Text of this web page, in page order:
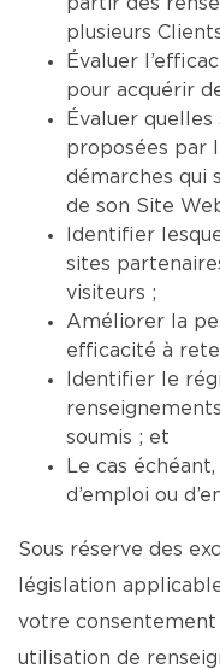
plusieurs
Évaluer
pour acquérir
Évaluer
proposées par
démarches qui
de son Site
Identifier
sites
visiteurs ;
Améliorer la
efficacité à
Identifier le
soumis ; et
Le cas
d’emploi ou
Sous réserve des
législation
votre
utilisation de